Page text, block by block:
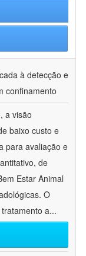
à detecção e
confinamento
a visão
baixo custo e
para avaliação e
de
Estar Animal
O
a...